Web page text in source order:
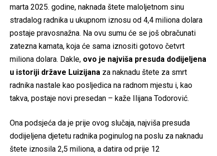
marta 2025. godine, naknada štete maloljetnom sinu
stradalog radnika u ukupnom iznosu od 4,4 miliona dolara
postaje pravosnažna. Na ovu sumu će se još obračunati
zatezna kamata, koja će sama iznositi gotovo četvrt
miliona dolara. Dakle, ovo je najviša presuda dodijeljena
u istoriji države Luizijana za naknadu štete za smrt
radnika nastale kao posljedica na radnom mjestu i, kao
takva, postaje novi presedan – kaže Ilijana Todorović.
Ona podsjeća da je prije ovog slučaja, najviša presuda
dodijeljena djetetu radnika poginulog na poslu za naknadu
štete iznosila 2,5 miliona, a datira od prije 12